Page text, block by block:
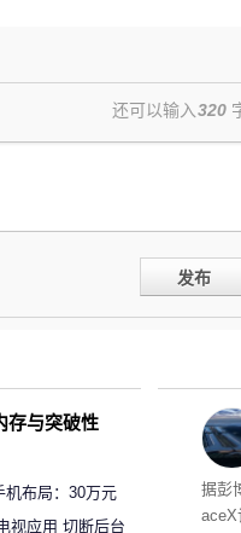
还可以输入320
发布
电
据彭
aceX
存与突破性
机布局：30万元
被逐步清退
视应用 切断后台